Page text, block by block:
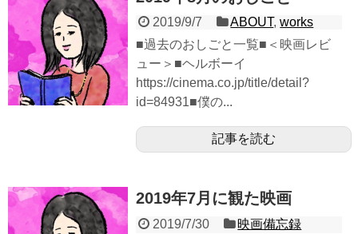
2019/9/7 ABOUT,works
■過去のおしごと一覧■＜映画レビ
ュー＞■ヘルボーイ
https://cinema.co.jp/title/detail?
id=84931■僕の...
記事を読む
2019年7月に観た映画
2019/7/30
映画備忘録